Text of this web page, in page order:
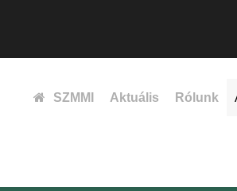
SZMMI Aktuális Rólunk